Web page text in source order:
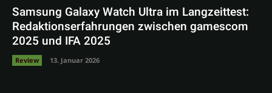
Samsung Galaxy Watch Ultra im Langzeittest:
Redaktionserfahrungen zwischen gamescom
2025 und IFA 2025
Review 13. Januar 2026